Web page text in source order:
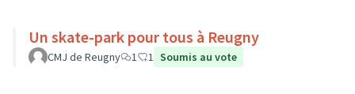
Un skate-park pour tous à Reugny
CMJ de Reugny 1 1 Soumis au vote